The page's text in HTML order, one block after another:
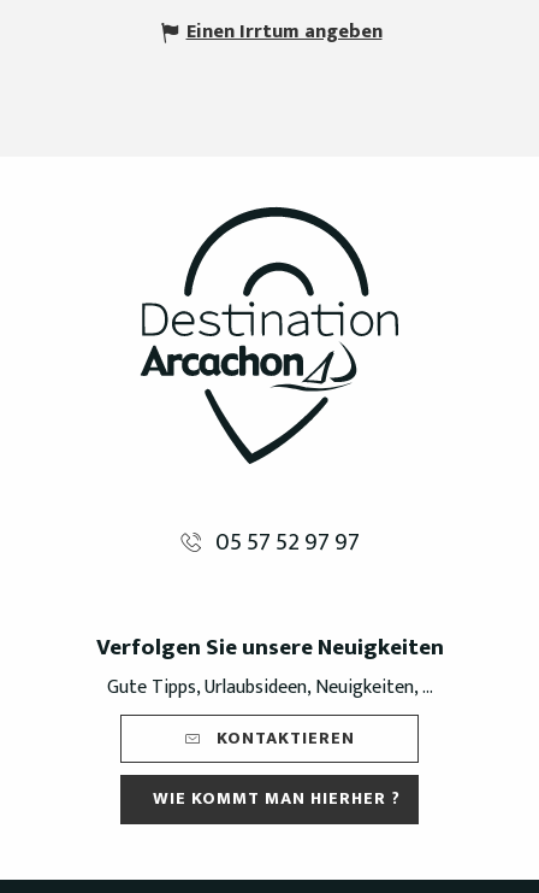
Einen Irrtum angeben
05 57 52 97 97
Verfolgen Sie unsere Neuigkeiten
Gute Tipps, Urlaubsideen, Neuigkeiten, ...
KONTAKTIEREN
WIE KOMMT MAN HIERHER ?